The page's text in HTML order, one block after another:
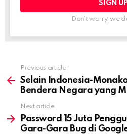
Don't worry, we
more
Previous article
Selain Indonesia-
Bendera Negara yang
Next article
Password 15 Juta
Gara-Gara Bug di